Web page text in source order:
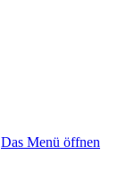
Das Menü öffnen